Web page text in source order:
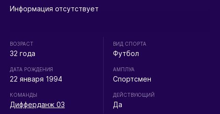
Информация отсутствует
ВОЗРАСТ
32 года
ДАТА РОЖДЕНИЯ
22 января 1994
КОМАНДЫ
Дифферданж 03
ВИД СПОРТА
Футбол
АМПЛУА
Спортсмен
ДЕЙСТВУЮЩИЙ
Да